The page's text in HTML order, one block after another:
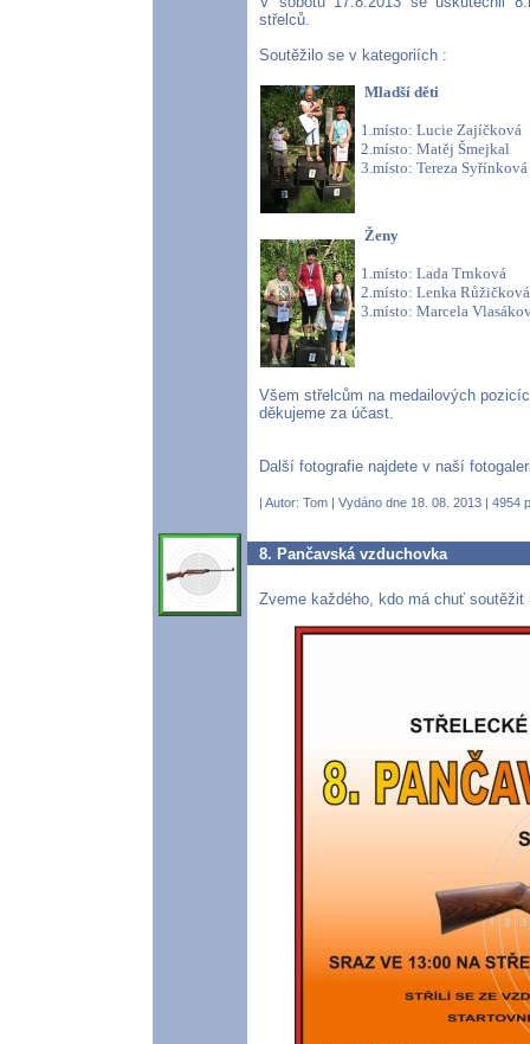
střelců.
Soutěžilo se v kategoriích :
Mladší děti
1.místo: Lucie Zajíčková
2.místo: Matěj Šmejkal
3.místo: Tereza
Ženy
1.místo: Lada Trnková
2.místo: Lenka
3.místo: Marcela
Všem střelcům na medailových
děkujeme za účast.
Další fotografie najdete v naší
| Autor: Tom | Vydáno dne 18. 08. 2013 | 4954
8. Pančavská vzduchovka
Zveme každého, kdo má chuť